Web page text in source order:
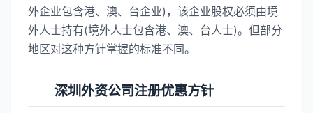
外企业包含港、澳、台企业)，该企业股权必须由境
外人士持有(境外人士包含港、澳、台人士)。但部分
地区对这种方针掌握的标准不同。
深圳外资公司注册优惠方针